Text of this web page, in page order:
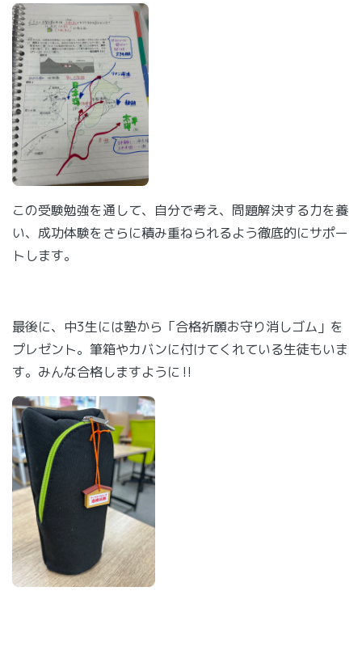
この受験勉強を通して、自分で考え、問題解決する力を養
い、成功体験をさらに積み重ねられるよう徹底的にサポー
トします。
最後に、中3生には塾から「合格祈願お守り消しゴム」を
プレゼント。筆箱やカバンに付けてくれている生徒もいま
す。みんな合格しますように‼